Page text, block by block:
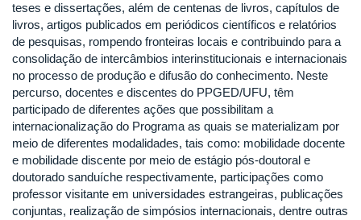
teses e dissertações, além de centenas de livros, capítulos de
livros, artigos publicados em periódicos científicos e relatórios
de pesquisas, rompendo fronteiras locais e contribuindo para a
consolidação de intercâmbios interinstitucionais e internacionais
no processo de produção e difusão do conhecimento. Neste
percurso, docentes e discentes do PPGED/UFU, têm
participado de diferentes ações que possibilitam a
internacionalização do Programa as quais se materializam por
meio de diferentes modalidades, tais como: mobilidade docente
e mobilidade discente por meio de estágio pós-doutoral e
doutorado sanduíche respectivamente, participações como
professor visitante em universidades estrangeiras, publicações
conjuntas, realização de simpósios internacionais, dentre outras